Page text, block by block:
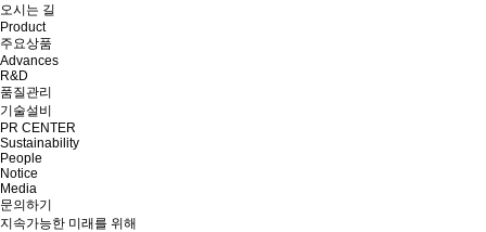
오시는 길
Product
주요상품
Advances
R&D
품질관리
기술설비
PR CENTER
Sustainability
People
Notice
Media
문의하기
지속가능한 미래를 위해